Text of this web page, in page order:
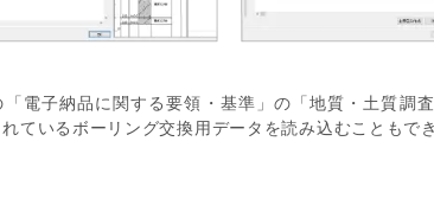
電子納品に関する要領・基準」の「地質・土質調
ているボーリング交換用データを読み込むこともでき